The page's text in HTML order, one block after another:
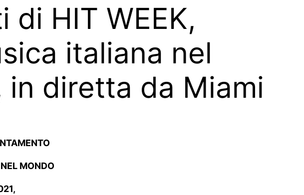
di HIT WEEK,
italiana nel
in diretta da Miami
MONDO